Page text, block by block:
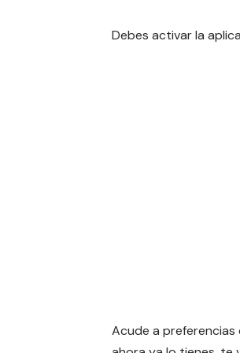
Debes activar la
Acude a preferencias